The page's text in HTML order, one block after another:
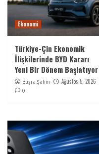
Ekonomi
Türkiye-Çin Ekonomik
İlişkilerinde BYD Kararı
Yeni Bir Dönem Başlatıyor
Büşra Şahin Ağustos 5, 2026
0